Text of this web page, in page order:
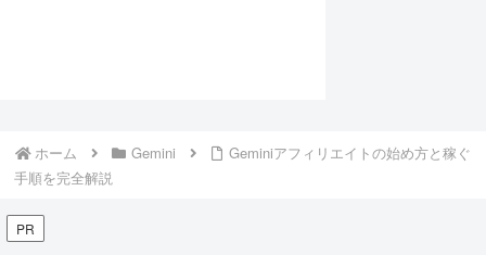
ホーム Gemini
Geminiアフィリエイトの始め方と稼ぐ
手順を完全解説
PR